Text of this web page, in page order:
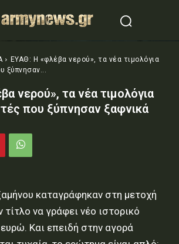
ΕΥΑΘ: Η «φλέβα νερού», τα νέα τιμολόγια
ξύπνησαν...
νερού», τα νέα τιμολόγια
που ξύπνησαν ξαφνικά
καταγράφηκαν στη μετοχή
τίτλο να γράφει νέο ιστορικό
Και επειδή στην αγορά